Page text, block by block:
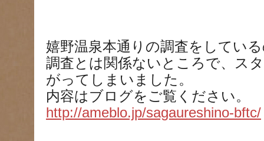
嬉野温泉本通りの調査をしてい
調査とは関係ないところで、ス
がってしまいました。
内容はブログをご覧ください。
http://ameblo.jp/sagaureshino-bftc/